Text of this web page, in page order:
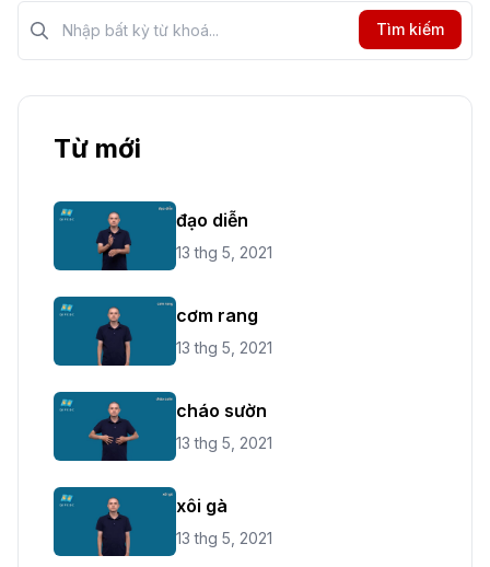
Tìm kiếm?>
Tìm kiếm
Từ mới
đạo diễn
13 thg 5, 2021
cơm rang
13 thg 5, 2021
cháo sườn
13 thg 5, 2021
xôi gà
13 thg 5, 2021